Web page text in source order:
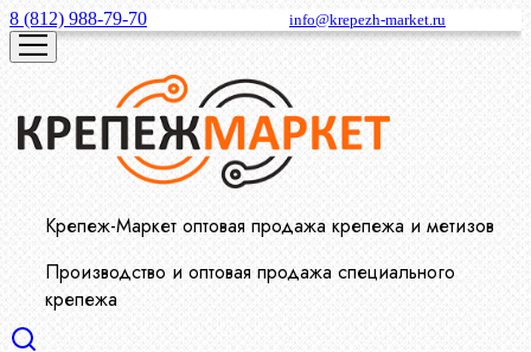
8 (812) 988-79-70 info@krepezh-market.ru
Крепеж-Маркет оптовая продажа крепежа и метизов
Производство и оптовая продажа специального
крепежа